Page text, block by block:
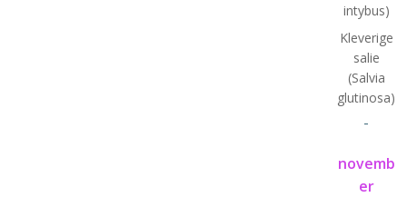
intybus)
Kleverige
salie
(Salvia
glutinosa)
-
novemb
er